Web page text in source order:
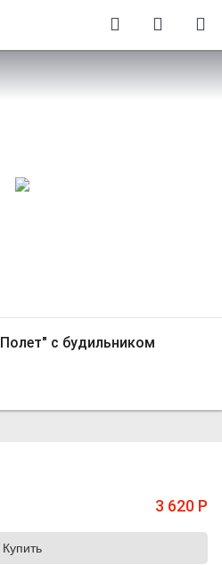
с будильником
3 620 Р